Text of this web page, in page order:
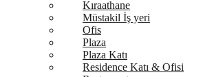
Kıraathane
Müstakil İş yeri
Ofis
Plaza
Plaza Katı
Residence Katı & Ofisi